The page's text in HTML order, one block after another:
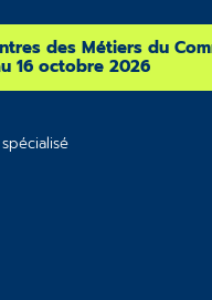
des Métiers du
16 octobre 2026